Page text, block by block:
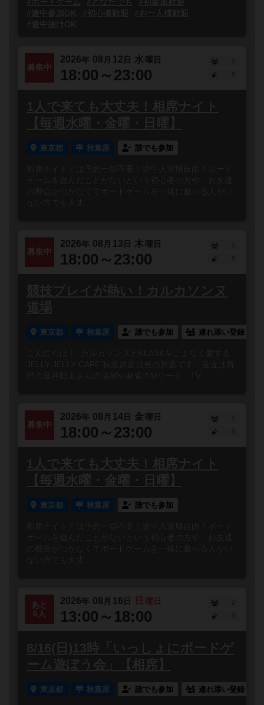
#途中参加OK
#初心者歓迎
#お一人様歓迎
#途中抜けOK
募集中
2026年 08 月 12 日 水 曜日
18:00～23:00
1
1人で来ても大丈夫！相席ナイト
【毎週水曜・金曜・日曜】
東京都 秋葉原 誰でも参加
相席ナイトとは予約一切不要！途中入退場自由！ボード
ゲームを遊んだことがないという初心者の方や、お友達
の都合がつかなくてボードゲームを一緒に遊べる人がい
ない方でも大丈...
募集中
2026年 08 月 13 日 木曜日
18:00～23:00
1
競技プレイが熱い！カルカソンヌ
道場
東京都 秋葉原 誰でも参加 連れ添い登録
こんにちは！ カルカソンヌとKLASKをこよなく愛する
JELLY JELLY CAFE 秋葉原店店長の新葉です。最近は将
棋の藤井聡太さんの活躍や麻雀のMリーグ、TV...
募集中
2026年 08 月 14 日 金曜日
18:00～23:00
1
1人で来ても大丈夫！相席ナイト
【毎週水曜・金曜・日曜】
東京都 秋葉原 誰でも参加
相席ナイトとは予約一切不要！途中入退場自由！ボード
ゲームを遊んだことがないという初心者の方や、お友達
の都合がつかなくてボードゲームを一緒に遊べる人がい
ない方でも大丈...
あと
6人
2026年 08 月 16 日 日 曜日
13:00～18:00
2
8/16(日)13時「いっしょにボードゲ
ーム遊ぼう会」【相席】
東京都 秋葉原 誰でも参加 連れ添い登録